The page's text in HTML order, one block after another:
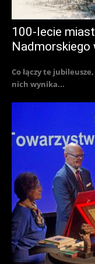
100-lecie
Nadmorskiego
Co łączy te
nich wynika...